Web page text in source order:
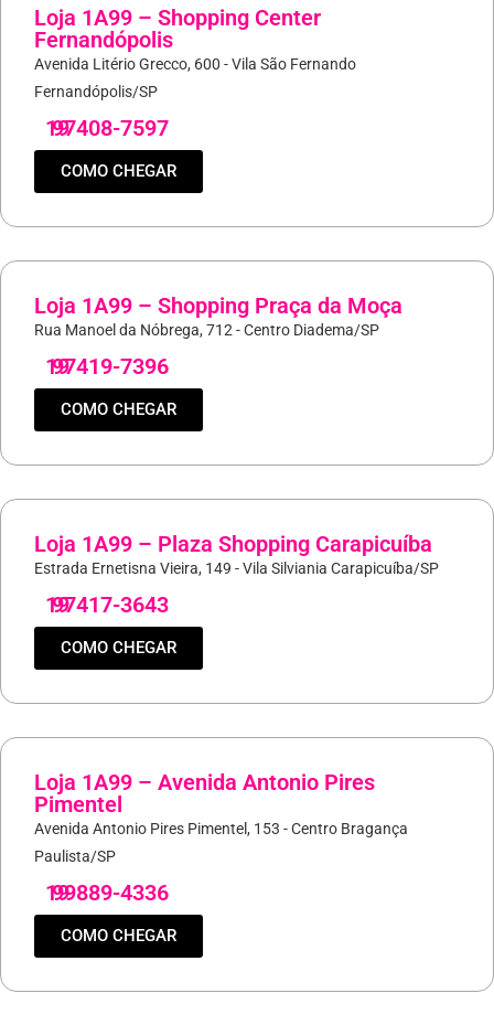
Loja 1A99 – Shopping Center
Fernandópolis
Avenida Litério Grecco, 600 - Vila São Fernando
Fernandópolis/SP
19
97408-7597
COMO CHEGAR
Loja 1A99 – Shopping Praça da Moça
Rua Manoel da Nóbrega, 712 - Centro Diadema/SP
19
97419-7396
COMO CHEGAR
Loja 1A99 – Plaza Shopping Carapicuíba
Estrada Ernetisna Vieira, 149 - Vila Silviania Carapicuíba/SP
19
97417-3643
COMO CHEGAR
Loja 1A99 – Avenida Antonio Pires
Pimentel
Avenida Antonio Pires Pimentel, 153 - Centro Bragança
Paulista/SP
19
99889-4336
COMO CHEGAR